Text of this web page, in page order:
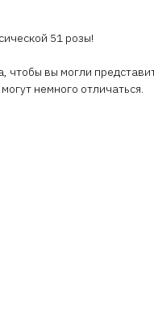
51 розы!
чтобы вы могли
немного отличаться.